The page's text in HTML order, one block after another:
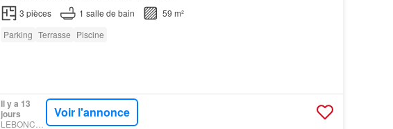
3 pièces 1 salle de bain
59 m²
Parking Terrasse Piscine
Il y a 13
jours
LEBONCOIN
Voir l'annonce